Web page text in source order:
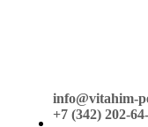
info@vitahim-
+7 (342) 202-